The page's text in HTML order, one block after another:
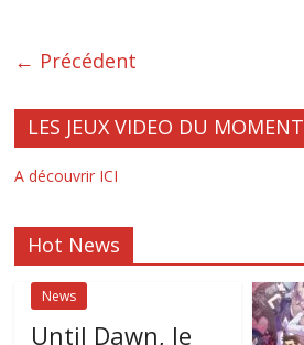
← Précédent
LES JEUX VIDEO DU MOMENT
A découvrir ICI
Hot News
News
Until Dawn, le